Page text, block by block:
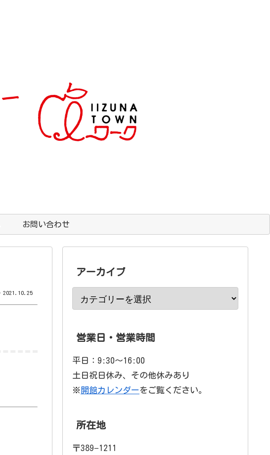
お問い合わせ
2021.10.25
アーカイブ
営業日・営業時間
平日：9:30〜16:00
土日祝日休み、その他休みあり
※ 開館カレンダーをご覧ください。
所在地
〒389−1211